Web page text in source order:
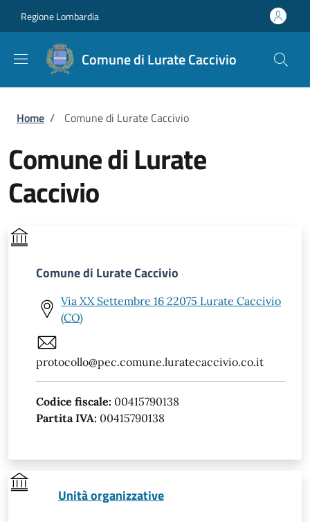
Regione Lombardia
Comune di Lurate Caccivio
Briciole di pane
Home / Comune di Lurate Caccivio
Comune di Lurate
Caccivio
Comune di Lurate Caccivio
Via XX Settembre 16 22075 Lurate Caccivio
(CO)
protocollo@pec.comune.luratecaccivio.co.it
Codice fiscale: 00415790138
Partita IVA: 00415790138
Unità organizzative